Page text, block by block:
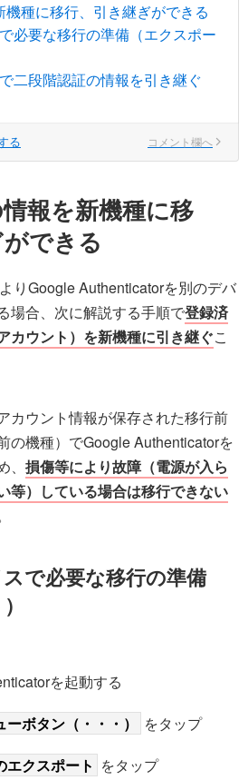
種に移行、引き継ぎができる
必要な移行の準備（エクスポー
二段階認証の情報を引き継ぐ
る コメント欄へ
報を新機種に移
できる
りGoogle Authenticatorを別のデバ
場合、次に解説する手順で登録済
カウント）を新機種に引き継ぐこ
カウント情報が保存された移行前
の機種）でGoogle Authenticatorを
損傷等により故障（電源が入ら
等）している場合は移行できない
で必要な移行の準備
を起動する
ーボタン（・・・）
をタップ
エクスポート をタップ